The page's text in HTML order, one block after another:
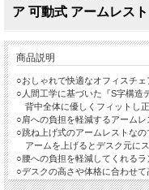
ア 可動式 アームレス
商品説明
○おしゃれで快適なオフィスチェ
○人間工学に基づいた『S字構造
背中全体に優しくフィットし
○肩への負担を軽減するアームレ
○跳ね上げ式のアームレストなの
アームを上げるとデスク元に
○腰への負担を軽減してくれるラ
○デスクの高さや体格に合わせ
○布部分は通気性抜群のメッシュ